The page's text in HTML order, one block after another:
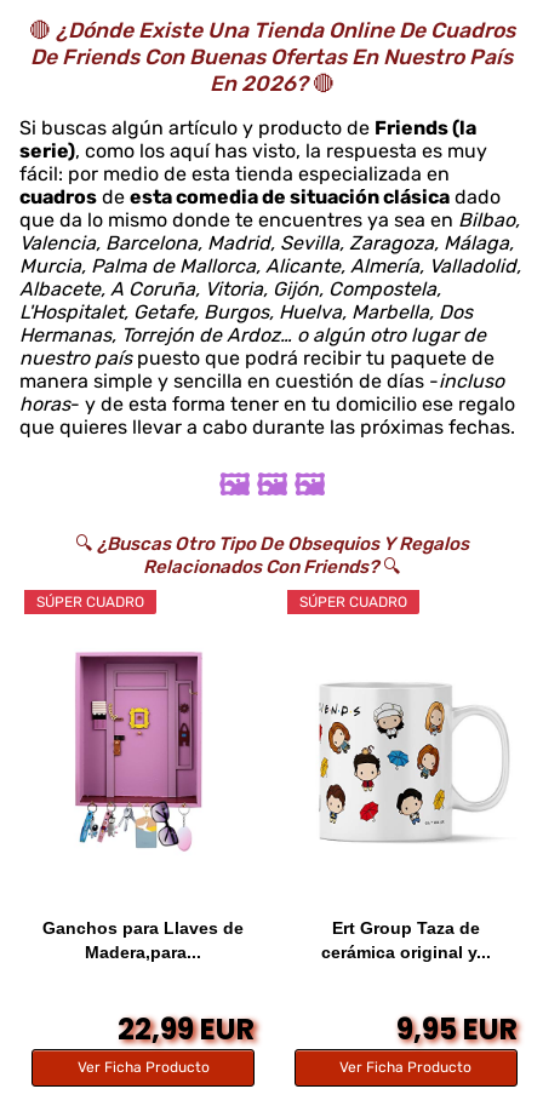
🔴 ¿Dónde Existe Una Tienda Online De Cuadros
De Friends Con Buenas Ofertas En Nuestro País
En 2026?🔴
Si buscas algún artículo y producto de Friends (la
serie), como los aquí has visto, la respuesta es muy
fácil: por medio de esta tienda especializada en
cuadros de esta comedia de situación clásica dado
que da lo mismo donde te encuentres ya sea en Bilbao,
Valencia, Barcelona, Madrid, Sevilla, Zaragoza, Málaga,
Murcia, Palma de Mallorca, Alicante, Almería, Valladolid,
Albacete, A Coruña, Vitoria, Gijón, Compostela,
L'Hospitalet, Getafe, Burgos, Huelva, Marbella, Dos
Hermanas, Torrejón de Ardoz… o algún otro lugar de
nuestro paíspuesto que podrá recibir tu paquete de
manera simple y sencilla en cuestión de días -incluso
horas- y de esta forma tener en tu domicilio ese regalo
que quieres llevar a cabo durante las próximas fechas.
🖼️ 🖼️ 🖼️
🔍 ¿Buscas Otro Tipo De Obsequios Y Regalos
Relacionados Con Friends?🔍
SÚPER CUADRO
Ganchos para Llaves de
Madera,para...
22,99 EUR
Ver Ficha Producto
SÚPER CUADRO
Ert Group Taza de
cerámica original y...
9,95 EUR
Ver Ficha Producto